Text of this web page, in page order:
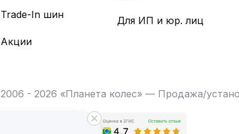
Trade-In шин
Акции
Для ИП и юр. лиц
2006 - 2026 «Планета колес» — Продажа/